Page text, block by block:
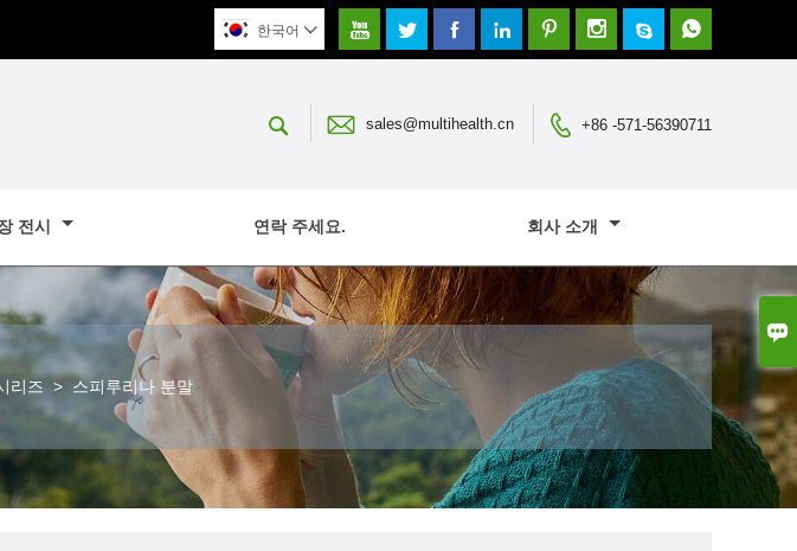

       
한국어 
  sales@multihealth.cn  +86 -571-56390711
전시 연락 주세요. 회사 소개
리즈 > 스피루리나 분말